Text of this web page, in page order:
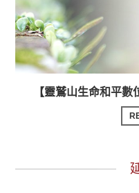
【靈鷲山生命和平